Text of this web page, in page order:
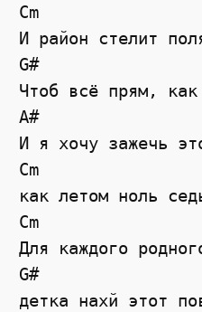
Cm
И район стелит
G#
Чтоб всё прям,
A#
И я хочу зажечь
Cm
как летом ноль
Cm
Для каждого
G#
детка нахй этот